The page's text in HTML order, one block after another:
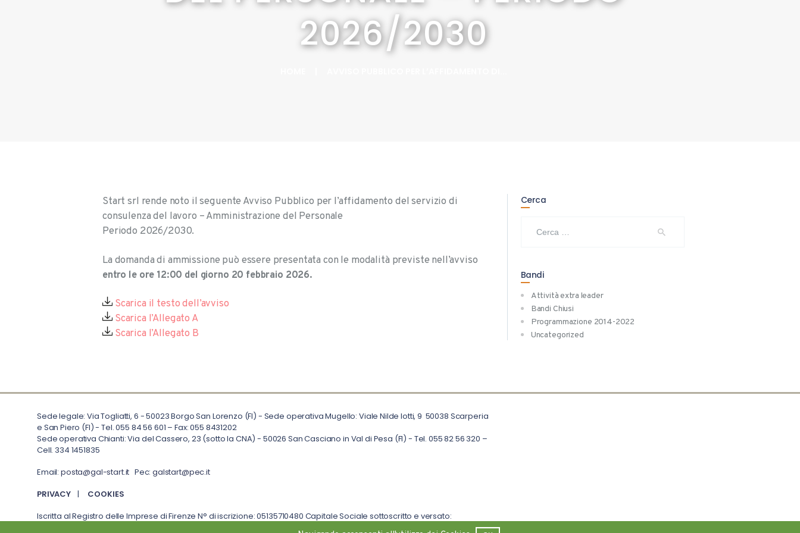
2026/2030
TRASPARENTE
PRESS ROOM
Start srl rende noto il seguente Avviso Pubblico per l’affidamento del servizio di
consulenza del lavoro – Amministrazione del Personale
Periodo 2026/2030.
La domanda di ammissione può essere presentata con le modalità previste nell’avviso
entro le ore 12:00 del giorno 20 febbraio 2026.
Scarica il testo dell’avviso
Scarica l’Allegato A
Scarica l’Allegato B
Cerca
Bandi
Attività extra leader
Bandi Chiusi
Programmazione 2014-2022
Uncategorized
Sede legale: Via Togliatti, 6 - 50023 Borgo San Lorenzo (FI) - Sede operativa Mugello: Viale Nilde Iotti, 9 50038 Scarperia
e San Piero (FI) - Tel. 055 84 56 601 – Fax: 055 8431202
Sede operativa Chianti: Via del Cassero, 23 (sotto la CNA) - 50026 San Casciano in Val di Pesa (FI) - Tel. 055 82 56 320 –
Cell. 334 1451835
Email: posta@gal-start.it Pec:galstart@pec.it
PRIVACY | COOKIES
Iscritta al Registro delle Imprese di Firenze N° di iscrizione: 05135710480 Capitale Sociale sottoscritto e versato: